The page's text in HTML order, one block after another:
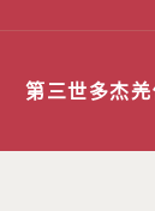
第三世多杰